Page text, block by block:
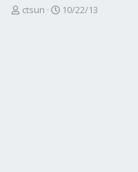
主
ctsun
開
10/22/13